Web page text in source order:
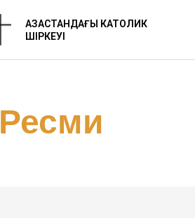
ҚАЗАҚСТАНДАҒЫ КАТОЛИК
ШІРКЕУІ
Ресми